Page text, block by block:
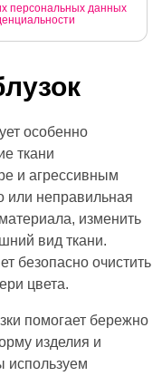
персональных данных
особенно
ткани
и агрессивным
или неправильная
изменить
вид ткани.
безопасно очистить
цвета.
помогает бережно
изделия и
используем